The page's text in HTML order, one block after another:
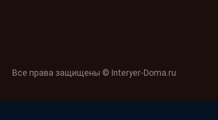
Все права защищены © Interyer-Doma.ru